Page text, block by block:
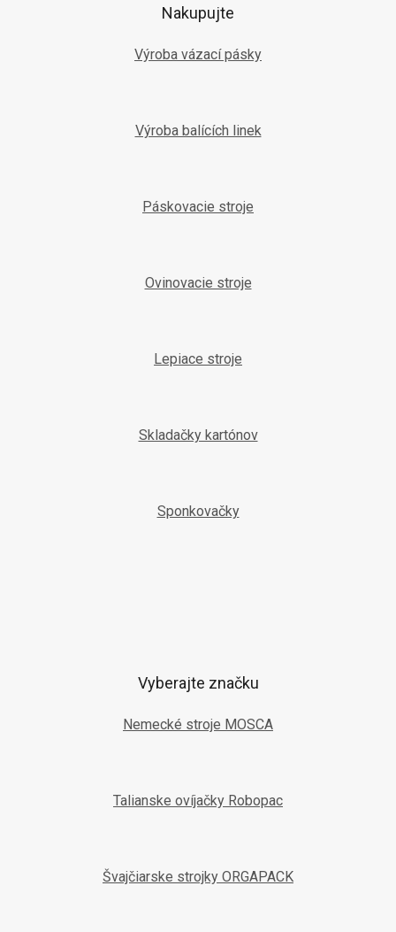
Nakupujte
Výroba vázací pásky
Výroba balících linek
Páskovacie stroje
Ovinovacie stroje
Lepiace stroje
Skladačky kartónov
Sponkovačky
Vyberajte značku
Nemecké stroje MOSCA
Talianske ovíjačky Robopac
Švajčiarske strojky ORGAPACK